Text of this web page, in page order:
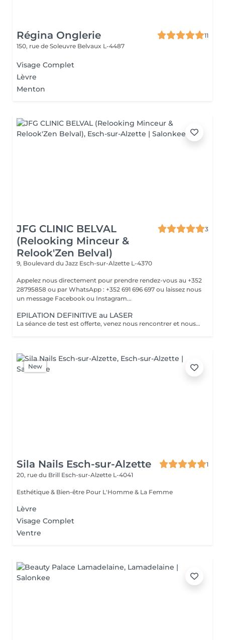
Régina Onglerie
11
150, rue de Soleuvre Belvaux L-4487
Visage Complet
Lèvre
Menton
JFG CLINIC BELVAL
(Relooking Minceur &
Relook'Zen Belval)
3
9, Boulevard du Jazz Esch-sur-Alzette L-4370
Appelez nous directement pour prendre rendez-vous au +352
28795858 ou par WhatsApp : +352 691 696 697 ou laissez nous
un message Facebook ou Instagram...
EPILATION DEFINITIVE au LASER
La séance de test est offerte, venez nous rencontrer et nous vous ferons un devis pour les zones concernées.
New
Sila Nails Esch-sur-Alzette
1
20, rue du Brill Esch-sur-Alzette L-4041
Esthétique & Bien-être Pour L'Homme & La Femme
Lèvre
Visage Complet
Ventre